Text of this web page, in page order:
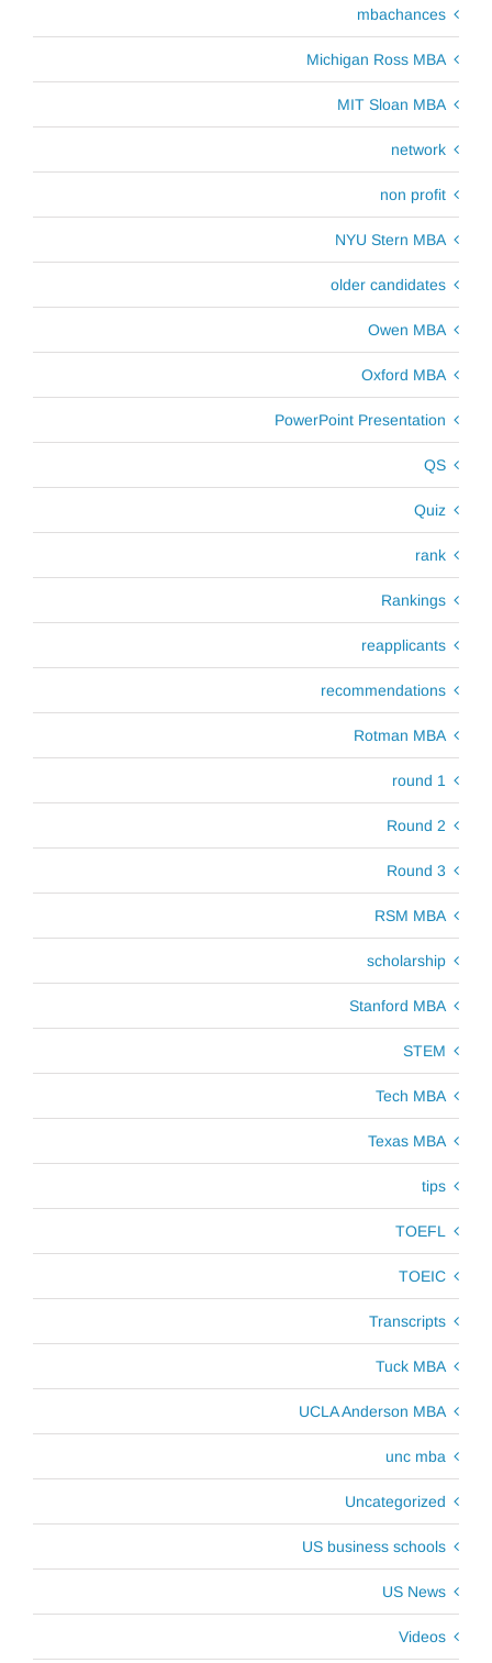
mbachances
Michigan Ross MBA
MIT Sloan MBA
network
non profit
NYU Stern MBA
older candidates
Owen MBA
Oxford MBA
PowerPoint Presentation
QS
Quiz
rank
Rankings
reapplicants
recommendations
Rotman MBA
round 1
Round 2
Round 3
RSM MBA
scholarship
Stanford MBA
STEM
Tech MBA
Texas MBA
tips
TOEFL
TOEIC
Transcripts
Tuck MBA
UCLA Anderson MBA
unc mba
Uncategorized
US business schools
US News
Videos